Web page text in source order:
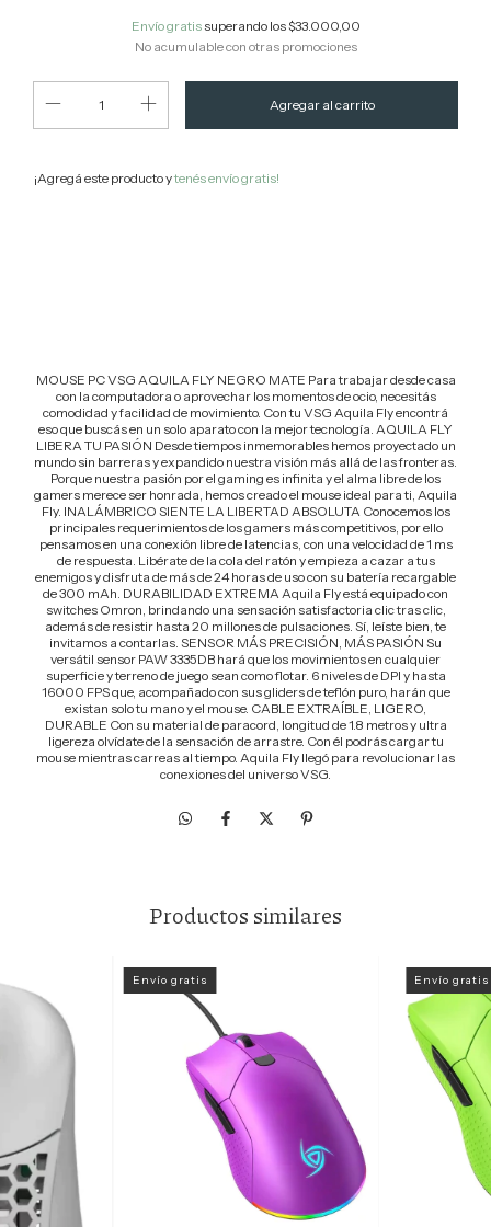
Envío gratis superando los$33.000,00
No acumulable con otras promociones
¡Agregá este producto ytenés envío gratis!
MOUSE PC VSG AQUILA FLY NEGRO MATE Para trabajar desde casa
con la computadora o aprovechar los momentos de ocio, necesitás
comodidad y facilidad de movimiento. Con tu VSG Aquila Fly encontrá
eso que buscás en un solo aparato con la mejor tecnología. AQUILA FLY
LIBERA TU PASIÓN Desde tiempos inmemorables hemos proyectado un
mundo sin barreras y expandido nuestra visión más allá de las fronteras.
Porque nuestra pasión por el gaming es infinita y el alma libre de los
gamers merece ser honrada, hemos creado el mouse ideal para ti, Aquila
Fly. INALÁMBRICO SIENTE LA LIBERTAD ABSOLUTA Conocemos los
principales requerimientos de los gamers más competitivos, por ello
pensamos en una conexión libre de latencias, con una velocidad de 1 ms
de respuesta. Libérate de la cola del ratón y empieza a cazar a tus
enemigos y disfruta de más de 24 horas de uso con su batería recargable
de 300 mAh. DURABILIDAD EXTREMA Aquila Fly está equipado con
switches Omron, brindando una sensación satisfactoria clic tras clic,
además de resistir hasta 20 millones de pulsaciones. Sí, leíste bien, te
invitamos a contarlas. SENSOR MÁS PRECISIÓN, MÁS PASIÓN Su
versátil sensor PAW 3335DB hará que los movimientos en cualquier
superficie y terreno de juego sean como flotar. 6 niveles de DPI y hasta
16000 FPS que, acompañado con sus gliders de teflón puro, harán que
existan solo tu mano y el mouse. CABLE EXTRAÍBLE, LIGERO,
DURABLE Con su material de paracord, longitud de 1.8 metros y ultra
ligereza olvídate de la sensación de arrastre. Con él podrás cargar tu
mouse mientras carreas al tiempo. Aquila Fly llegó para revolucionar las
conexiones del universo VSG.
Productos similares
Envío gratis Envío gratis